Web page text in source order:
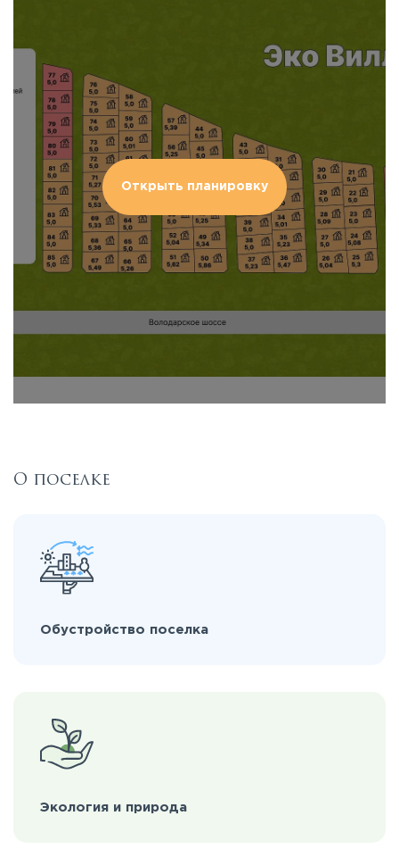
Открыть планировку
О поселке
Обустройство поселка
Экология и природа